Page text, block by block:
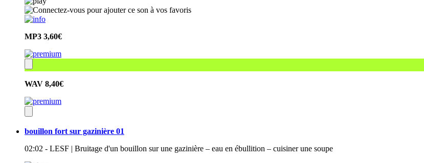
MP3 3,60€
WAV 8,40€
bouillon fort sur gazinière 01
02:02 - LESF | Bruitage d'un bouillon sur une gazinière – eau en ébullition – cuisiner une soupe